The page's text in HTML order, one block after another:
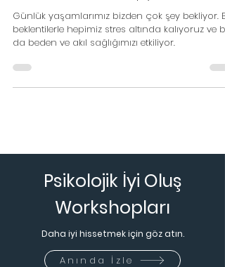
Yetişkin Psikolojisi
Stres Bedenine Ne Yapıyor?
Günlük yaşamlarımız bizden çok şey bekliyor.
Psikolojik İyi Oluş
Workshopları